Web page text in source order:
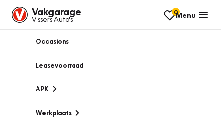
Vakgarage
Vissers Auto's
0Menu
Occasions
Leasevoorraad
APK
Werkplaats